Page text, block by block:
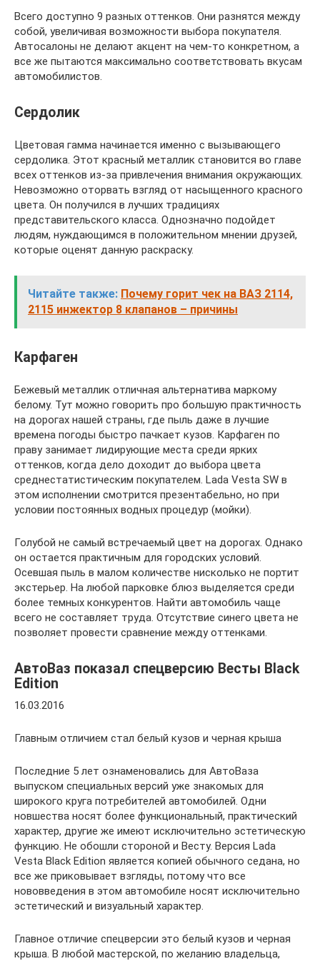
Всего доступно 9 разных оттенков. Они разнятся между
собой, увеличивая возможности выбора покупателя.
Автосалоны не делают акцент на чем-то конкретном, а
все же пытаются максимально соответствовать вкусам
автомобилистов.
Сердолик
Цветовая гамма начинается именно с вызывающего
сердолика. Этот красный металлик становится во главе
всех оттенков из-за привлечения внимания окружающих.
Невозможно оторвать взгляд от насыщенного красного
цвета. Он получился в лучших традициях
представительского класса. Однозначно подойдет
людям, нуждающимся в положительном мнении друзей,
которые оценят данную раскраску.
Читайте также: Почему горит чек на ВАЗ 2114,
2115 инжектор 8 клапанов – причины
Карфаген
Бежевый металлик отличная альтернатива маркому
белому. Тут можно говорить про большую практичность
на дорогах нашей страны, где пыль даже в лучшие
времена погоды быстро пачкает кузов. Карфаген по
праву занимает лидирующие места среди ярких
оттенков, когда дело доходит до выбора цвета
среднестатистическим покупателем. Lada Vesta SW в
этом исполнении смотрится презентабельно, но при
условии постоянных водных процедур (мойки).
Голубой не самый встречаемый цвет на дорогах. Однако
он остается практичным для городских условий.
Осевшая пыль в малом количестве нисколько не портит
экстерьер. На любой парковке блюз выделяется среди
более темных конкурентов. Найти автомобиль чаще
всего не составляет труда. Отсутствие синего цвета не
позволяет провести сравнение между оттенками.
АвтоВаз показал спецверсию Весты Black
Edition
16.03.2016
Главным отличием стал белый кузов и черная крыша
Последние 5 лет ознаменовались для АвтоВаза
выпуском специальных версий уже знакомых для
широкого круга потребителей автомобилей. Одни
новшества носят более функциональный, практический
характер, другие же имеют исключительно эстетическую
функцию. Не обошли стороной и Весту. Версия Lada
Vesta Black Edition является копией обычного седана, но
все же приковывает взгляды, потому что все
нововведения в этом автомобиле носят исключительно
эстетический и визуальный характер.
Главное отличие спецверсии это белый кузов и черная
крыша. В любой мастерской, по желанию владельца,